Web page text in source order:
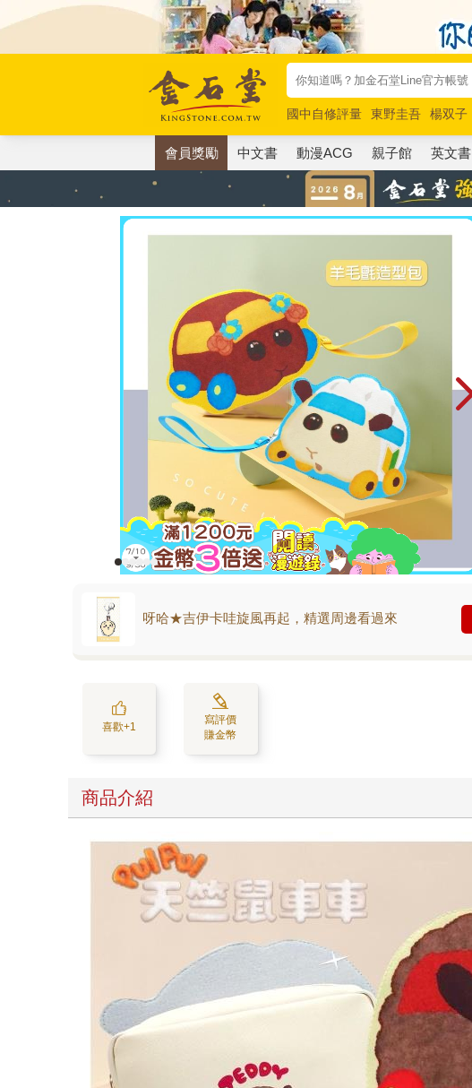
國中自修評量 東野圭吾 楊双子
唯紅花綻放
奧德賽 路邊攤新作
會員獎勵 中文書 動漫ACG 親子館 英文書
呀哈★吉伊卡哇旋風再起，精選周邊看過來
喜歡+1
寫評價
賺金幣
商品介紹